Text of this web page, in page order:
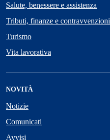
Salute, benessere e assistenza
Tributi, finanze e contravvenzioni
Turismo
Vita lavorativa
NOVITÀ
Notizie
Comunicati
Avvisi